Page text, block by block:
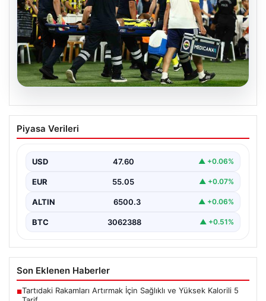
Fenerbahçe’de Sturm Graz Maçında
Oosterwolde’den Üzücü Haber!
Almanya temsilcisi Sturm Graz’ı evinde ağırladı.
Mücadele…
Piyasa Verileri
USD 47.60 ▲ +0.06%
EUR 55.05 ▲ +0.07%
ALTIN 6500.3 ▲ +0.06%
BTC 3062388 ▲ +0.51%
Son Eklenen Haberler
■Tartıdaki Rakamları Artırmak İçin Sağlıklı ve Yüksek Kalorili 5